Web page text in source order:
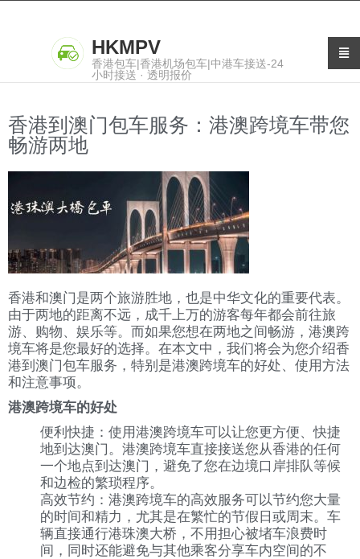
HKMPV
香港包车|香港机场包车|中港车接送-24
小时接送 · 透明报价
香港到澳门包车服务：港澳跨境车带您
畅游两地
香港和澳门是两个旅游胜地，也是中华文化的重要代表。
由于两地的距离不远，成千上万的游客每年都会前往旅
游、购物、娱乐等。而如果您想在两地之间畅游，港澳跨
境车将是您最好的选择。在本文中，我们将会为您介绍香
港到澳门包车服务，特别是港澳跨境车的好处、使用方法
和注意事项。
港澳跨境车的好处
便利快捷：使用港澳跨境车可以让您更方便、快捷
地到达澳门。港澳跨境车直接接送您从香港的任何
一个地点到达澳门，避免了您在边境口岸排队等候
和边检的繁琐程序。
高效节约：港澳跨境车的高效服务可以节约您大量
的时间和精力，尤其是在繁忙的节假日或周末。车
辆直接通行港珠澳大桥，不用担心被堵车浪费时
间，同时还能避免与其他乘客分享车内空间的不